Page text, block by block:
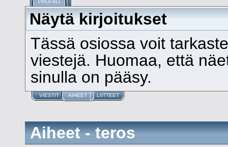
PROFIILI
Näytä kirjoitukset
Tässä osiossa voit
viestejä. Huomaa, että
sinulla on pääsy.
VIESTIT AIHEET LIITTEET
Aiheet - teros